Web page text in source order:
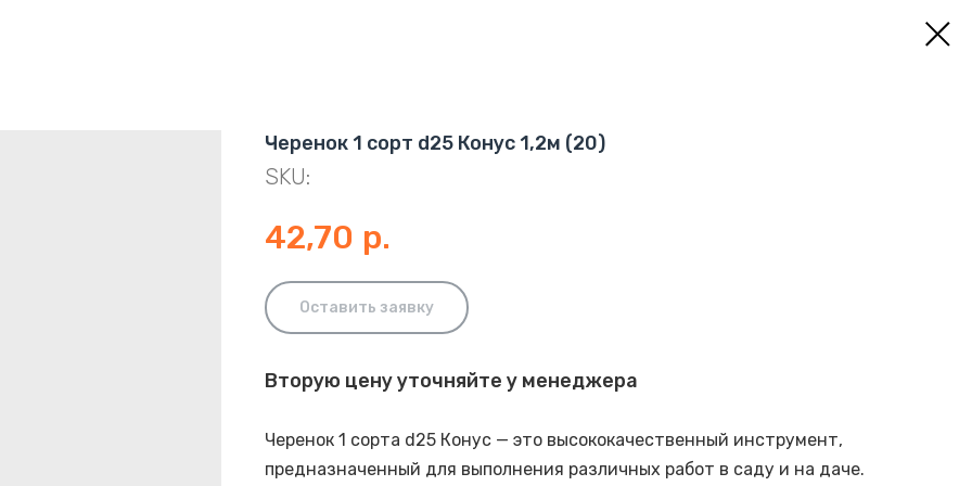
Черенок 1 сорт d25 Конус 1,2м (20)
SKU:
42,70 р.
Оставить заявку
Вторую цену уточняйте у менеджера
Черенок 1 сорта d25 Конус — это высококачественный инструмент,
предназначенный для выполнения различных работ в саду и на даче.